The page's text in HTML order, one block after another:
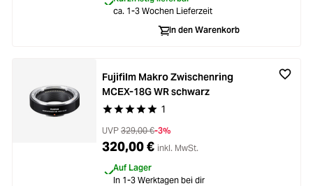
ca. 1-3 Wochen Lieferzeit
In den Warenkorb
Durchschnittliche Bewertung von 5 von 5
1
Fujifilm Makro Zwischenring
MCEX-18G WR schwarz
UVP 329,00 €-3%
320,00 € inkl. MwSt.
Auf Lager
In 1-3 Werktagen bei dir